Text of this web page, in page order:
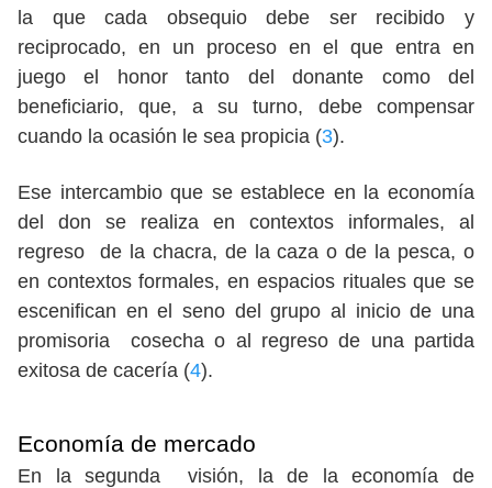
la que cada obsequio debe ser recibido y
reciprocado, en un proceso en el que entra en
juego el honor tanto del donante como del
beneficiario, que, a su turno, debe compensar
cuando la ocasión le sea propicia (3).
Ese intercambio que se establece en la economía
del don se realiza en contextos informales, al
regreso de la chacra, de la caza o de la pesca, o
en contextos formales, en espacios rituales que se
escenifican en el seno del grupo al inicio de una
promisoria cosecha o al regreso de una partida
exitosa de cacería (4).
Economía de mercado
En la segunda visión, la de la economía de